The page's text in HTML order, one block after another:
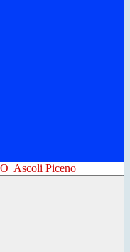
Ascoli Piceno